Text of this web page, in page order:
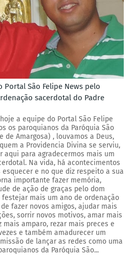
Portal São Felipe News pelo
sacerdotal do Padre
a equipe do Portal São Felipe
os paroquianos da Paróquia São
de Amargosa) , louvamos a Deus,
a Providencia Divina se serviu,
para agradecermos mais um
Na vida, há acontecimentos
e no que diz respeito a sua
importante fazer memória,
de ação de graças pelo dom
festejar mais um ano de ordenação
fazer novos amigos, ajudar mais
sorrir novos motivos, amar mais
amparo, rezar mais preces e
e também amadurecer um
de lançar as redes como uma
da Paróquia São...